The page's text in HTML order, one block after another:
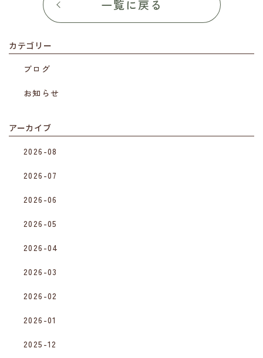
一覧に戻る
カテゴリー
ブログ
お知らせ
アーカイブ
2026-08
2026-07
2026-06
2026-05
2026-04
2026-03
2026-02
2026-01
2025-12